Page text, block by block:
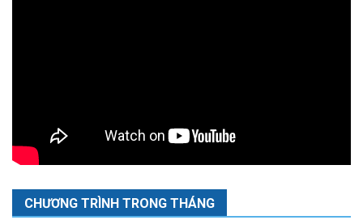
CHƯƠNG TRÌNH TRONG THÁNG